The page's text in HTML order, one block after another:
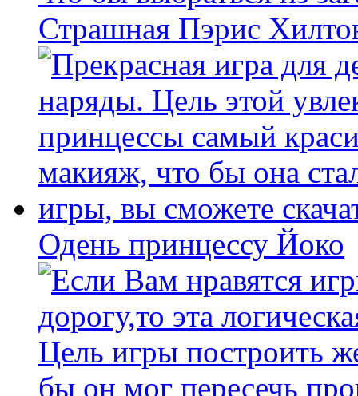
Страшная Пэрис
Одень принцессу Йоко